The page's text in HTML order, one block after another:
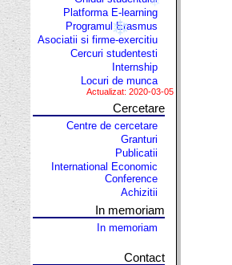
Platforma E-learning
Programul Erasmus
Asociatii si firme-exercitiu
Cercuri studentesti
Internship
Locuri de munca
Actualizat: 2020-03-05
Cercetare
Centre de cercetare
Granturi
Publicatii
International Economic
Conference
Achizitii
In memoriam
In memoriam
Contact
❄
❄